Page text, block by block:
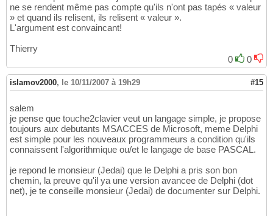
ne se rendent même pas compte qu'ils n'ont pas tapés « valeur
» et quand ils relisent, ils relisent « valeur ».
L'argument est convaincant!
Thierry
0
0
islamov2000, le 10/11/2007 à 19h29 #15
salem
je pense que touche2clavier veut un langage simple, je propose
toujours aux debutants MSACCES de Microsoft, meme Delphi
est simple pour les nouveaux programmeurs a condition qu'ils
connaissent l'algorithmique ou/et le langage de base PASCAL.
je repond le monsieur (Jedai) que le Delphi a pris son bon
chemin, la preuve qu'il ya une version avancee de Delphi (dot
net), je te conseille monsieur (Jedai) de documenter sur Delphi.